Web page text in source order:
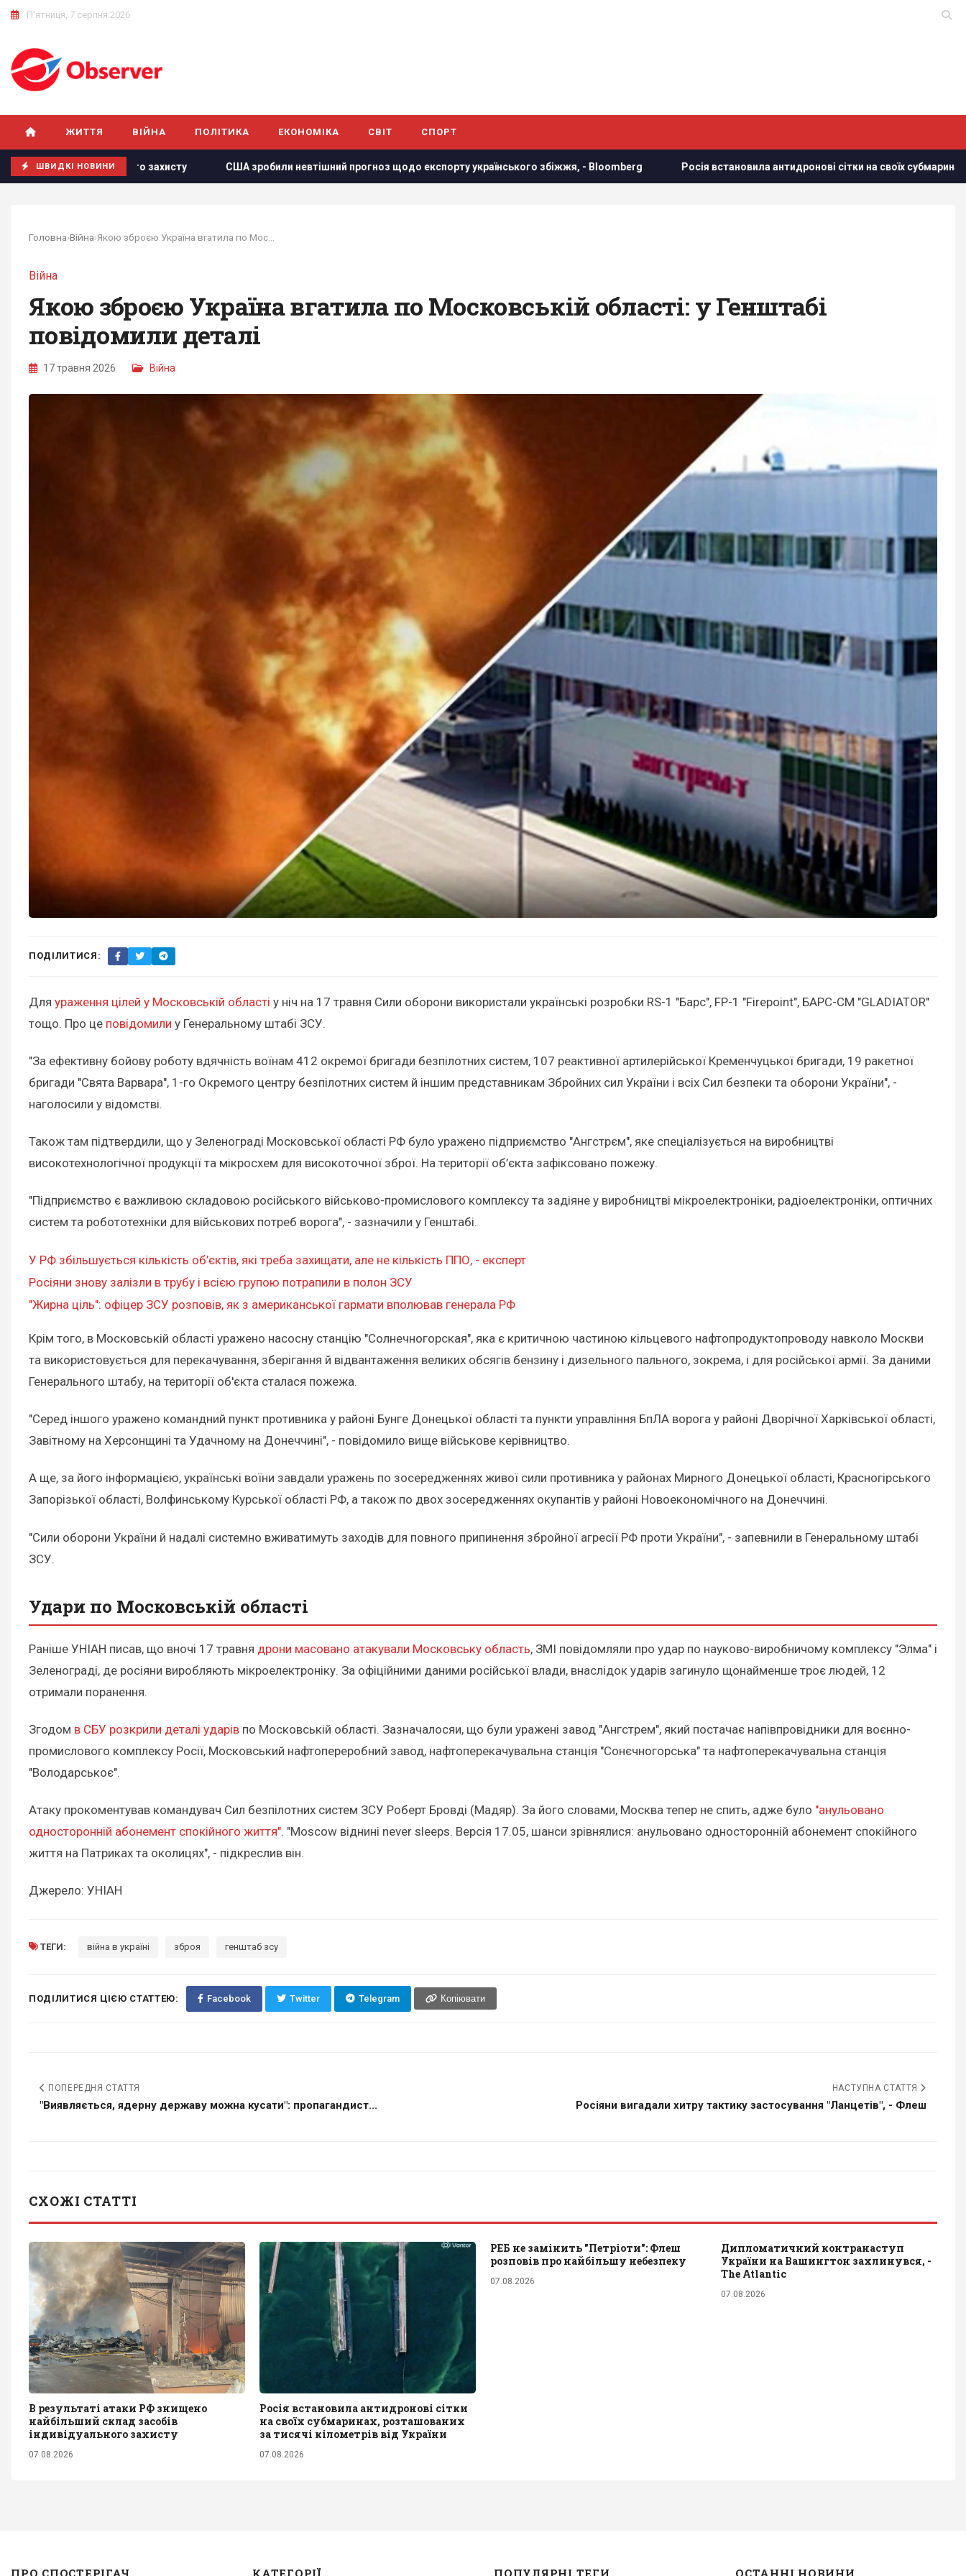
П'ятниця, 7 серпня 2026
ЖИТТЯ ВІЙНА ПОЛІТИКА ЕКОНОМІКА СВІТ СПОРТ
ШВИДКІ НОВИНИ
захисту США зробили невтішний прогноз щодо експорту українського збіжжя, - Bloomberg Росія встановила антидронові сітки на своїх субмаринах, розташованих за
Головна›Війна›
Війна
Якою зброєю Україна вгатила по Московській області: у Генштабі
повідомили деталі
17 травня 2026 Війна
ПОДІЛИТИСЯ:
Для ураження цілей у Московській області у ніч на 17 травня Сили оборони використали українські розробки RS-1 "Барс", FP-1 "Firepoint", БАРС-СМ "GLADIATOR"
тощо. Про це повідомили у Генеральному штабі ЗСУ.
"За ефективну бойову роботу вдячність воїнам 412 окремої бригади безпілотних систем, 107 реактивної артилерійської Кременчуцької бригади, 19 ракетної
бригади "Свята Варвара", 1-го Окремого центру безпілотних систем й іншим представникам Збройних сил України і всіх Сил безпеки та оборони України", -
наголосили у відомстві.
Також там підтвердили, що у Зеленограді Московської області РФ було уражено підприємство "Ангстрєм", яке спеціалізується на виробництві
високотехнологічної продукції та мікросхем для високоточної зброї. На території об’єкта зафіксовано пожежу.
"Підприємство є важливою складовою російського військово-промислового комплексу та задіяне у виробництві мікроелектроніки, радіоелектроніки, оптичних
систем та робототехніки для військових потреб ворога", - зазначили у Генштабі.
У РФ збільшується кількість об’єктів, які треба захищати, але не кількість ППО, - експерт
Росіяни знову залізли в трубу і всією групою потрапили в полон ЗСУ
"Жирна ціль": офіцер ЗСУ розповів, як з американської гармати вполював генерала РФ
Крім того, в Московській області уражено насосну станцію "Солнечногорская", яка є критичною частиною кільцевого нафтопродуктопроводу навколо Москви
та використовується для перекачування, зберігання й відвантаження великих обсягів бензину і дизельного пального, зокрема, і для російської армії. За даними
Генерального штабу, на території об'єкта сталася пожежа.
"Серед іншого уражено командний пункт противника у районі Бунге Донецької області та пункти управління БпЛА ворога у районі Дворічної Харківської області,
Завітному на Херсонщині та Удачному на Донеччині", - повідомило вище військове керівництво.
А ще, за його інформацією, українські воїни завдали уражень по зосередженнях живої сили противника у районах Мирного Донецької області, Красногірського
Запорізької області, Волфинському Курської області РФ, а також по двох зосередженнях окупантів у районі Новоекономічного на Донеччині.
"Сили оборони України й надалі системно вживатимуть заходів для повного припинення збройної агресії РФ проти України", - запевнили в Генеральному штабі
ЗСУ.
Удари по Московській області
Раніше УНІАН писав, що вночі 17 травня дрони масовано атакували Московську область, ЗМІ повідомляли про удар по науково-виробничому комплексу "Элма" і
Зеленограді, де росіяни виробляють мікроелектроніку. За офіційними даними російської влади, внаслідок ударів загинуло щонайменше троє людей, 12
отримали поранення.
Згодом в СБУ розкрили деталі ударів по Московській області. Зазначалосяи, що були уражені завод "Ангстрем", який постачає напівпровідники для воєнно-
промислового комплексу Росії, Московський нафтопереробний завод, нафтоперекачувальна станція "Сонєчногорська" та нафтоперекачувальна станція
"Володарськоє".
Атаку прокоментував командувач Сил безпілотних систем ЗСУ Роберт Бровді (Мадяр). За його словами, Москва тепер не спить, адже було "анульовано
односторонній абонемент спокійного життя". "Moscow віднині never sleeps. Версія 17.05, шанси зрівнялися: анульовано односторонній абонемент спокійного
життя на Патриках та околицях", - підкреслив він.
Джерело: УНІАН
ТЕГИ: війна в україні зброя генштаб зсу
ПОДІЛИТИСЯ ЦІЄЮ СТАТТЕЮ: Facebook Twitter Telegram Копіювати
ПОПЕРЕДНЯ СТАТТЯ
"Виявляється, ядерну державу можна кусати": пропагандист...
НАСТУПНА СТАТТЯ
Росіяни вигадали хитру тактику застосування "Ланцетів", - Флеш
СХОЖІ СТАТТІ
В результаті атаки РФ знищено
найбільший склад засобів
індивідуального захисту
07.08.2026
Росія встановила антидронові сітки
на своїх субмаринах, розташованих
за тисячі кілометрів від України
07.08.2026
РЕБ не замінить "Петріоти": Флеш
розповів про найбільшу небезпеку
07.08.2026
Дипломатичний контранаступ
України на Вашингтон захлинувся, -
The Atlantic
07.08.2026
ПРО СПОСТЕРІГАЧ КАТЕГОРІЇ ПОПУЛЯРНІ ТЕГИ ОСТАННІ НОВИНИ